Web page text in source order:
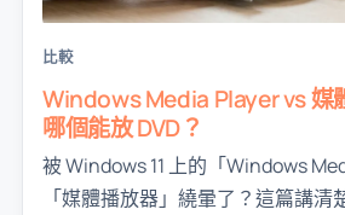
比較
Windows Media Player vs 媒
哪個能放 DVD？
被 Windows 11 上的「Windows
「媒體播放器」繞暈了？這篇講清